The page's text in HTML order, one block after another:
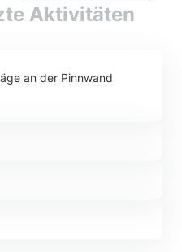
Aktivitäten
an der Pinnwand